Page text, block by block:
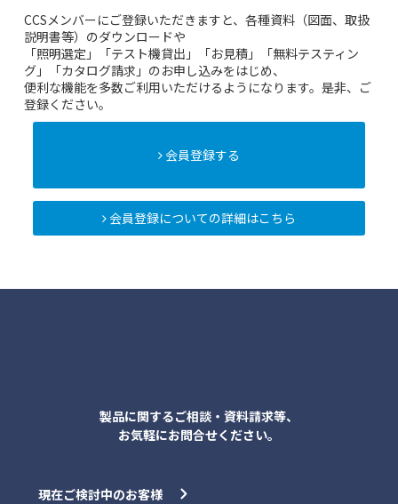
CCSメンバーにご登録いただきますと、各種資料（図面、取扱
説明書等）のダウンロードや
「照明選定」「テスト機貸出」「お見積」「無料テスティン
グ」「カタログ請求」のお申し込みをはじめ、
便利な機能を多数ご利用いただけるようになります。是非、ご
登録ください。
会員登録する
会員登録についての詳細はこちら
製品に関するご相談・資料請求等、
お気軽にお問合せください。
現在ご検討中のお客様